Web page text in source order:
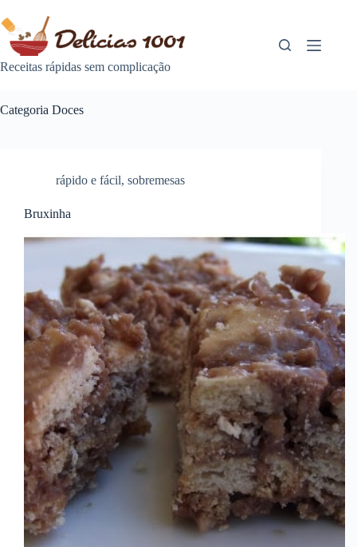
para
conteúdo
Receitas rápidas sem complicação
Categoria Doces
rápido e fácil, sobremesas
Bruxinha